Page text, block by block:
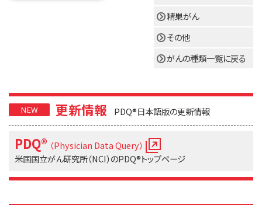
お問い合わせ
精巣がん
その他
がんの種類一覧に戻る
更新情報 PDQ®日本語版の更新情報
PDQ® （Physician Data Query）
米国国立がん研究所（NCI）のPDQ®トップページ